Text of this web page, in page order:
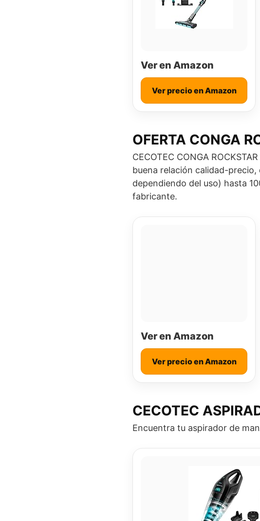
Ver en Amazon
Ver precio en Amazon
OFERTA CONGA
CECOTEC CONGA
buena relación calidad-
dependiendo del uso) hasta
fabricante.
Ver en Amazon
Ver precio en Amazon
CECOTEC
Encuentra tu aspirador de